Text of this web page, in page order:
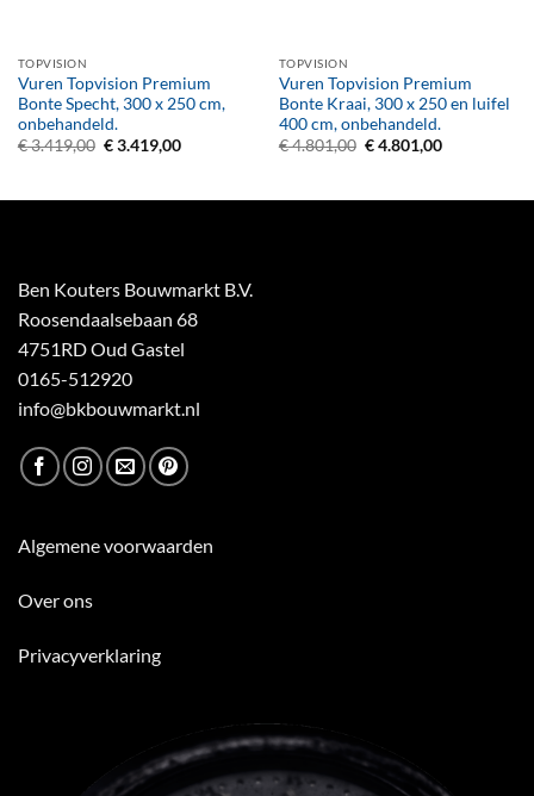
TOPVISION
Vuren Topvision Premium
Bonte Specht, 300 x 250 cm,
onbehandeld.
€3.419,00 Oorspronkelijke
€3.419,00Huidige
TOPVISION
Vuren Topvision Premium
Bonte Kraai, 300 x 250 en luifel
400 cm, onbehandeld.
€4.801,00 Oorspronkelijke
€4.801,00Huidige
Ben Kouters Bouwmarkt B.V.
Roosendaalsebaan 68
4751RD Oud Gastel
0165-512920
info@bkbouwmarkt.nl
Algemene voorwaarden
Over ons
Privacyverklaring